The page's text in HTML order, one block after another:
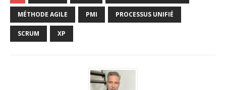
MÉTHODE AGILE PMI PROCESSUS UNIFIÉ
SCRUM XP